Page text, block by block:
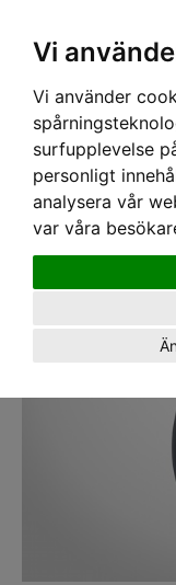
Vi
Vi använder
surfupplevelse
personligt
analysera vår
var våra
Hem ›PPE›RIGGING›